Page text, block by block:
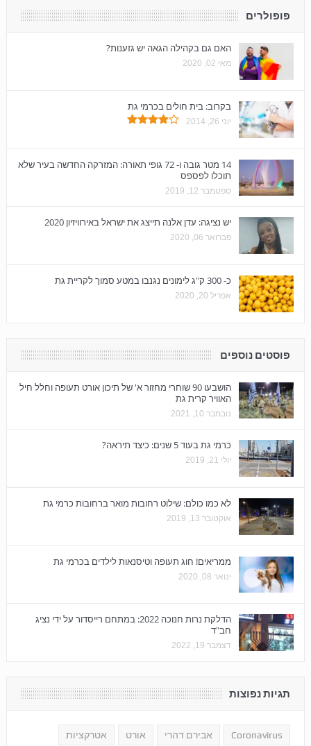
פופולרים
האם גם בקהילה הגאה יש גזענות?
מאי 02, 2020
בקרוב: בית חולים בכרמי גת
יוני 26, 2014
14 מטר גובה ו- 72 גופי תאורה: המזרקה החדשה בעיר שלא
תוכלו לפספס
ספטמבר 12, 2019
יש נציגה: עדן אלנה תייצג את ישראל באירוויזיון 2020
פברואר 06, 2020
כ- 300 ק"ג לימונים נגנבו במטע סמוך לקריית גת
אפריל 20, 2020
פוסטים נוספים
הושבעו 90 שוחרי מחזור א' של תיכון אורט תעופה וחלל חיל
האוויר קרית גת
נובמבר 10, 2021
כרמי גת בעוד 5 שנים: כיצד תיראה?
יולי 21, 2019
לא כמו כולם: שילוט רחובות מואר ברחובות כרמי גת
אוקטובר 13, 2019
ממריאים! חוג תעופה וטיסנאות לילדים בכרמי גת
ינואר 08, 2020
הדלקת נרות חנוכה 2022: במתחם רייסדור על ידי נציג
חב"ד
דצמבר 19, 2022
תגיות נפוצות
Coronavirus אבירם דהרי אורט אטרקציות